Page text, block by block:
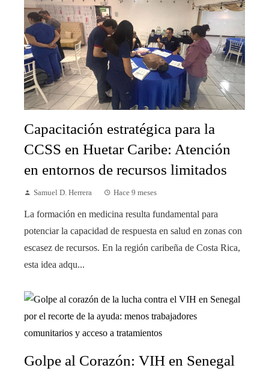
Capacitación estratégica para la
CCSS en Huetar Caribe: Atención
en entornos de recursos limitados
Samuel D. Herrera Hace 9 meses
La formación en medicina resulta fundamental para
potenciar la capacidad de respuesta en salud en zonas con
escasez de recursos. En la región caribeña de Costa Rica,
esta idea adqu...
Golpe al Corazón: VIH en Senegal